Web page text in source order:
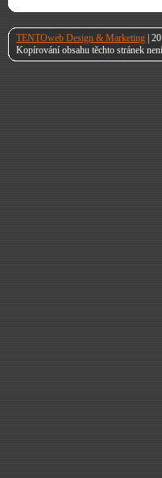
TENTOweb Design & Marketing |
Kopírování obsahu těchto stránek